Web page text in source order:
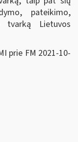
pateikimo,
tvarką Lietuvos
prie FM 2021-10-